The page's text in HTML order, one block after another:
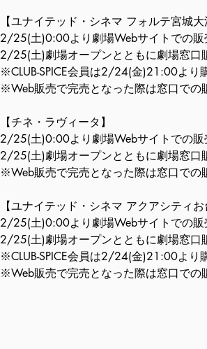
【ユナイテッド・シネマ フォルテ宮城
2/25(土)0:00より劇場Webサイトでの
2/25(土)劇場オープンとともに劇場窓口
※CLUB-SPICE会員は2/24(金)21:00より
※Web販売で完売となった際は窓口での
【チネ・ラヴィータ】
2/25(土)0:00より劇場Webサイトでの
2/25(土)劇場オープンとともに劇場窓口
※Web販売で完売となった際は窓口での
【ユナイテッド・シネマ アクアシティ
2/25(土)0:00より劇場Webサイトでの
2/25(土)劇場オープンとともに劇場窓口
※CLUB-SPICE会員は2/24(金)21:00より
※Web販売で完売となった際は窓口での